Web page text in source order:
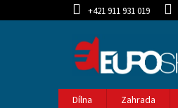
na
+421 911 931 019
Dílna Zahrada